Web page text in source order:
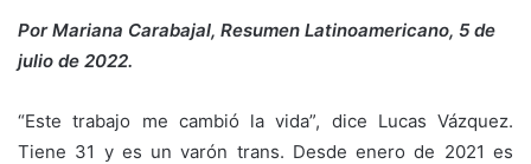
Por Mariana Carabajal, Resumen Latinoamericano, 5 de
julio de 2022.
“Este trabajo me cambió la vida”, dice Lucas Vázquez.
Tiene 31 y es un varón trans. Desde enero de 2021 es